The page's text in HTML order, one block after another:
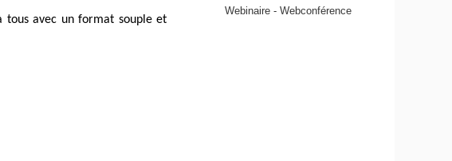
tous avec un format souple et
Webinaire - Webconférence